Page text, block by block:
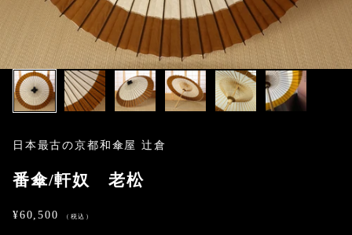
日本最古の京都和傘屋 辻倉
番傘/軒奴 老松
セール価格
¥60,500